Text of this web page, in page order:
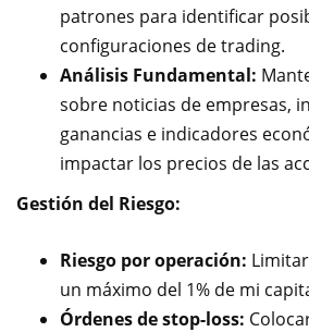
patrones para identificar
configuraciones de trading.
Análisis Fundamental:
sobre noticias de empresas,
ganancias e indicadores
impactar los precios de las
Gestión del Riesgo:
Riesgo por operación:
un máximo del 1% de mi
Órdenes de stop-loss: